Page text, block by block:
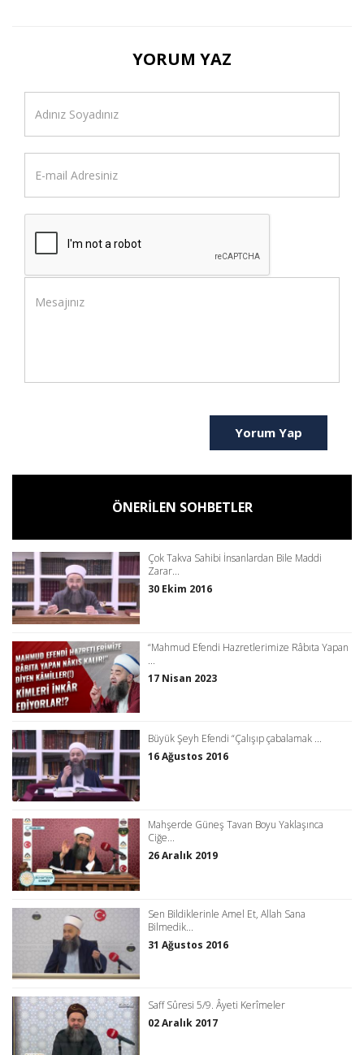
YORUM YAZ
Yorum Yap
ÖNERİLEN SOHBETLER
Çok Takva Sahibi İnsanlardan Bile Maddi
Zarar...
30 Ekim 2016
“Mahmud Efendi Hazretlerimize Râbıta Yapan
...
17 Nisan 2023
Büyük Şeyh Efendi “Çalışıp çabalamak ...
16 Ağustos 2016
Mahşerde Güneş Tavan Boyu Yaklaşınca
Ciğe...
26 Aralık 2019
Sen Bildiklerinle Amel Et, Allah Sana
Bilmedik...
31 Ağustos 2016
Saff Sûresi 5/9. Âyeti Kerîmeler
02 Aralık 2017